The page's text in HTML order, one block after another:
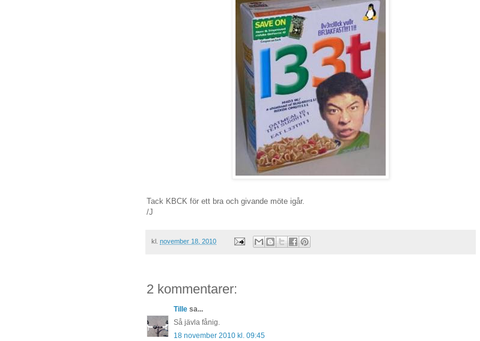
Tack KBCK för ett bra och givande möte igår.
/J
kl. november 18, 2010
2 kommentarer:
Tille sa...
Så jävla fånig.
18 november 2010 kl. 09:45